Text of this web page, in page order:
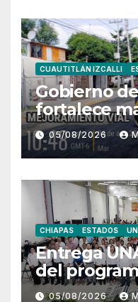
CUAUTITLÁN IZCALLI
Gobierno
fortalece
con
distintos
municipio
05/08/2026
CHIAPAS ESTADOS
Entrega
del
129
05/08/2026